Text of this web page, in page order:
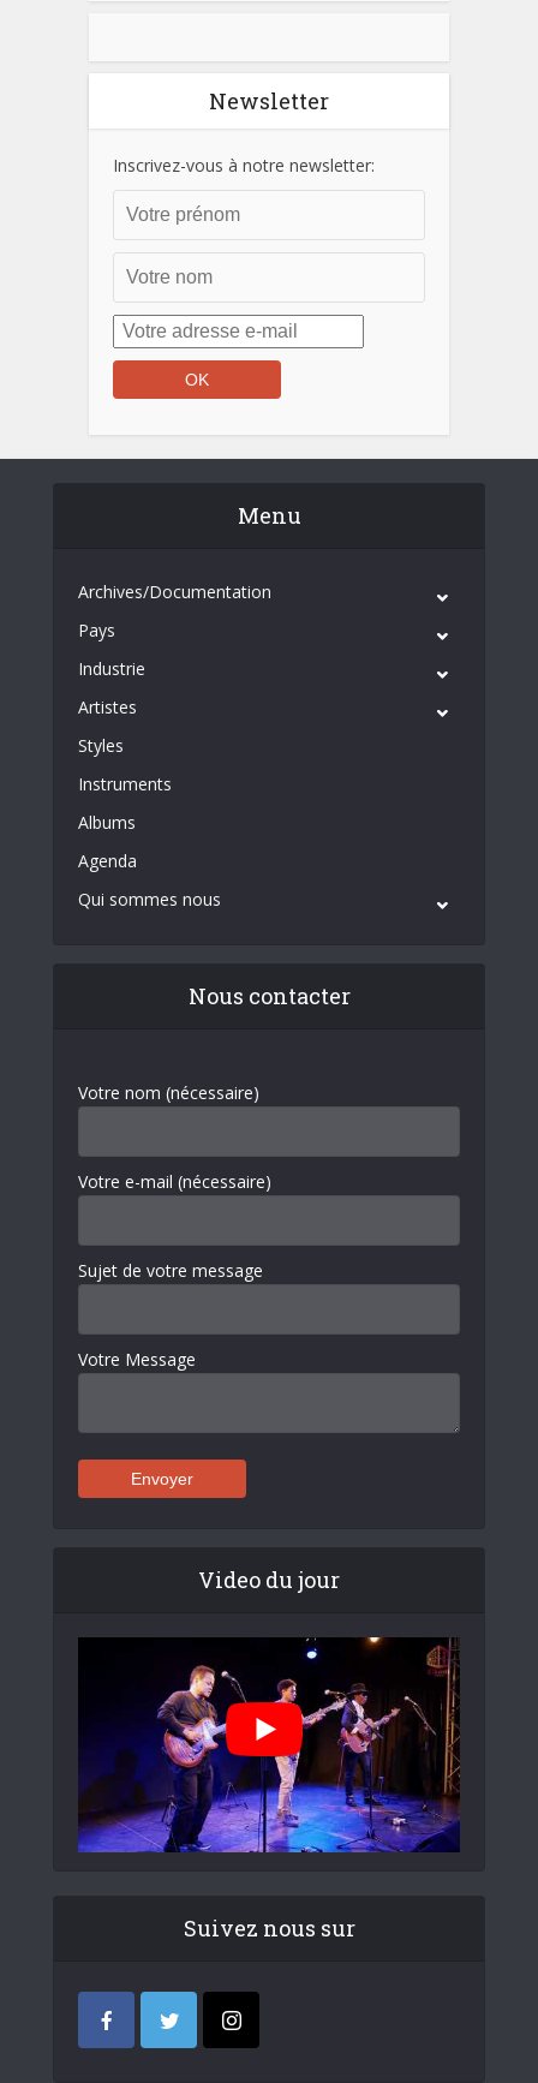
Newsletter
Inscrivez-vous à notre newsletter:
Menu
Archives/Documentation
Pays
Industrie
Artistes
Styles
Instruments
Albums
Agenda
Qui sommes nous
Nous contacter
Votre nom (nécessaire)
Votre e-mail (nécessaire)
Sujet de votre message
Votre Message
Video du jour
Suivez nous sur